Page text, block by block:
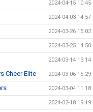
2024-04-15 10:45
2024-04-03 14:57
2024-03-26 15:02
2024-03-25 14:50
2024-03-14 13:14
Cheer Elite 2024-03-06 15:29
2024-03-04 11:18
2024-02-18 19:19